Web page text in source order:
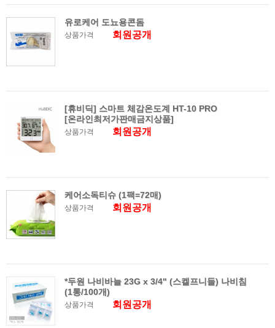
유로케어 도뇨용콘돔
상품가격 회원공개
[휴비딕] 스마트 체감온도계 HT-10 PRO
[온라인최저가판매금지상품]
상품가격 회원공개
케어소독티슈 (1팩=72매)
상품가격 회원공개
*두원 나비바늘 23G x 3/4" (스켈프니들) 나비침
(1통/100개)
상품가격 회원공개